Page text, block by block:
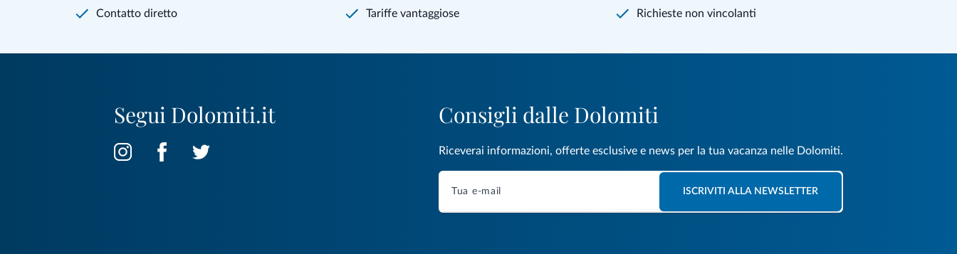
Contatto diretto Tariffe vantaggiose Richieste non vincolanti
Segui Dolomiti.it Consigli dalle Dolomiti
Riceverai informazioni, offerte esclusive e news per la tua vacanza nelle Dolomiti.
ISCRIVITI ALLA NEWSLETTER